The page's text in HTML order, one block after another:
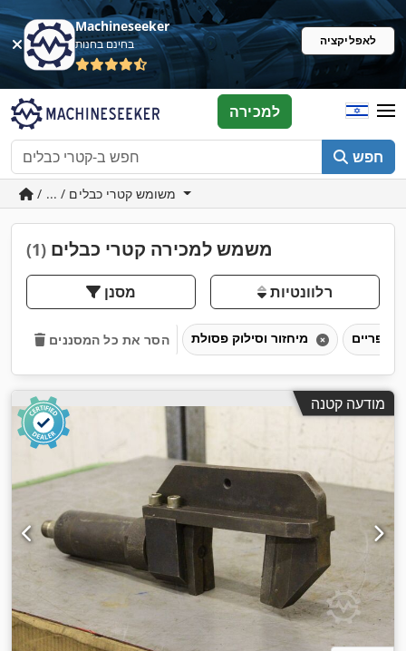
Machineseeker
בחינם בחנות לאפליקציה
חפש
למכירה
משמש למכירה קטרי כבלים (1)
מסנן רלוונטיות
הסר את כל המסננים
מודעה קטנה